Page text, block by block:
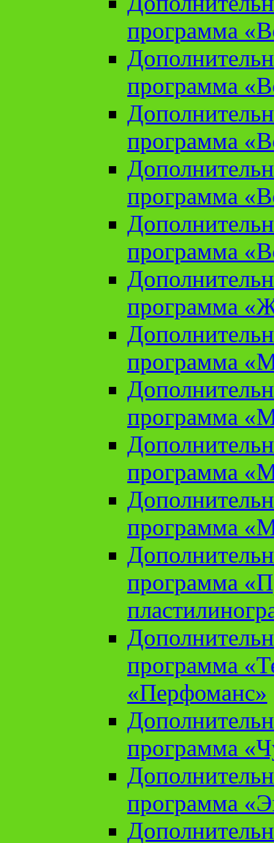
программа
программа
программа
программа
программа
программа
программа
программа
программа
программа
программа
программа
«Перфоманс»
программа
программа